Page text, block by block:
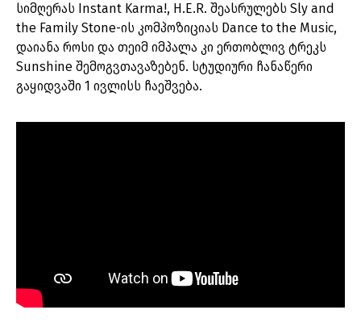
სიმღერას Instant Karma!, H.E.R. შეასრულებს Sly and
the Family Stone-ის კომპოზიციას Dance to the Music,
დაიანა როსი და თეიმ იმპალა კი ერთობლივ ტრეკს
Sunshine შემოგვთავაზებენ. სტუდიური ჩანაწერი
გაყიდვაში 1 ივლისს ჩაეშვება.